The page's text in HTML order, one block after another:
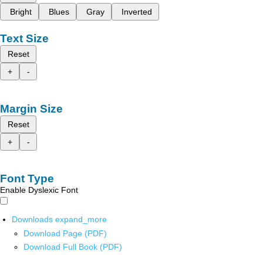
Bright
Blues Gray Inverted
Text Size
Reset
+
-
Margin Size
Reset
+
-
Font Type
Enable Dyslexic Font
Downloads expand_more
Download Page (PDF)
Download Full Book (PDF)